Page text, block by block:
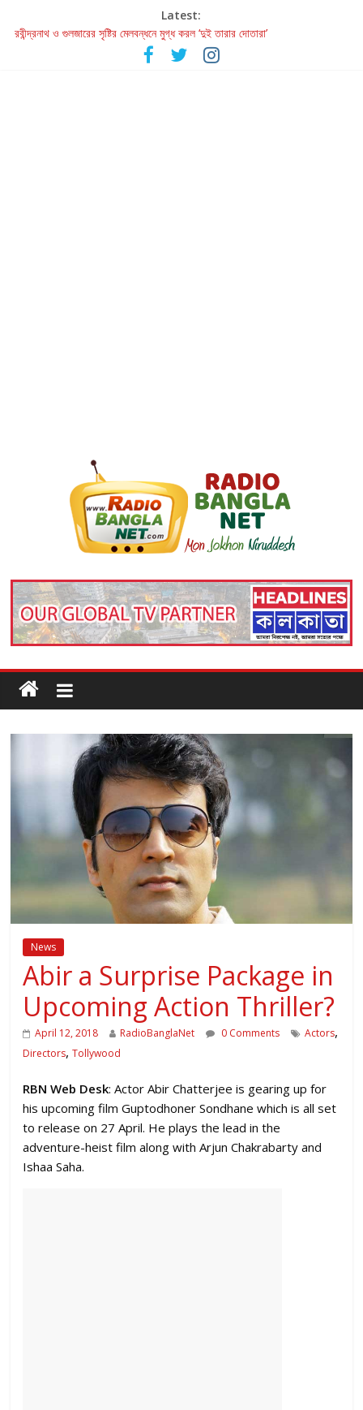
Latest:
রবীন্দ্রনাথ ও গুলজারের সৃষ্টির মেলবন্ধনে মুগ্ধ করল ‘দুই তারার দোতারা’
কলের গান থেকে রীলস্ — বাঙালির গান শোনার বিবর্তনের গল্প
জগন্নাথমঙ্গলম্ — বাংলায় প্রথমবার মঞ্চে এবার রথযাত্রার উদযাপন
News
Abir a Surprise Package in
Upcoming Action Thriller?
April 12, 2018 RadioBanglaNet 0 Comments Actors,
Directors,Tollywood
RBN Web Desk: Actor Abir Chatterjee is gearing up for
his upcoming film Guptodhoner Sondhane which is all set
to release on 27 April. He plays the lead in the
adventure-heist film along with Arjun Chakrabarty and
Ishaa Saha.